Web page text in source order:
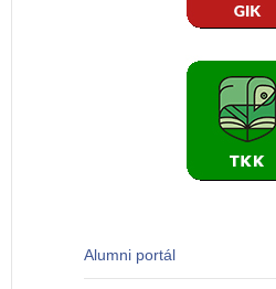
Alumni portál